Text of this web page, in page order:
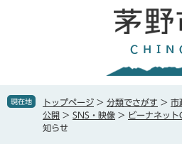
で
ば現在地 トップページ > 分類でさがす > 市
公開 > SNS・映像 > ビーナネッ
知らせ